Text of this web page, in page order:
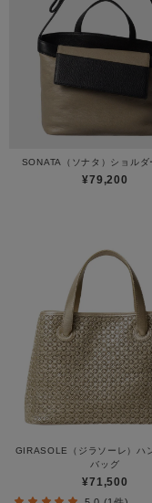
SONATA（ソナタ）ショルダ
¥79,200
GIRASOLE（ジラソーレ）ハ
バッグ
¥71,500